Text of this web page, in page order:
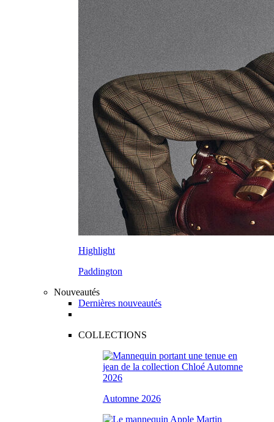
Highlight
Paddington
Nouveautés
Dernières nouveautés
COLLECTIONS
Automne 2026